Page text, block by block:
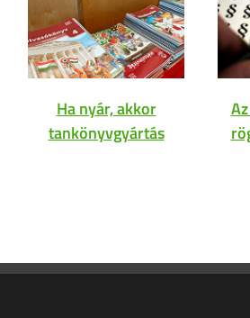
Ha nyár, akkor
tankönyvgyártás